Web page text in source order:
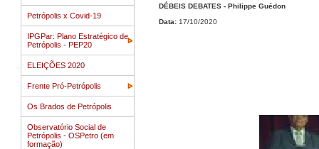
Petrópolis x Covid-19
IPGPar: Plano Estratégico de
Petrópolis - PEP20
ELEIÇÕES 2020
Frente Pró-Petrópolis
Os Brados de Petrópolis
Observatório Social de
Petrópolis - OSPetro (em
formação)
DÉBEIS DEBATES - Philippe Guédon
Data: 17/10/2020